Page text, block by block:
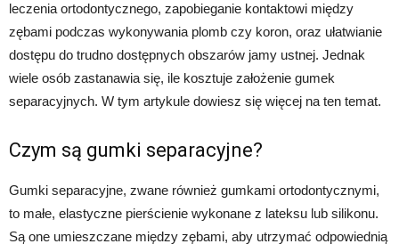
leczenia ortodontycznego, zapobieganie kontaktowi między
zębami podczas wykonywania plomb czy koron, oraz ułatwianie
dostępu do trudno dostępnych obszarów jamy ustnej. Jednak
wiele osób zastanawia się, ile kosztuje założenie gumek
separacyjnych. W tym artykule dowiesz się więcej na ten temat.
Czym są gumki separacyjne?
Gumki separacyjne, zwane również gumkami ortodontycznymi,
to małe, elastyczne pierścienie wykonane z lateksu lub silikonu.
Są one umieszczane między zębami, aby utrzymać odpowiednią